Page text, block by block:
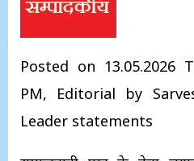
Posted on 13.05.2026
PM, Editorial by
Leader statements